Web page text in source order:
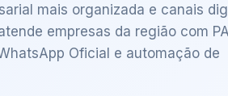
mais organizada e canais
empresas da região com
Oficial e automação de